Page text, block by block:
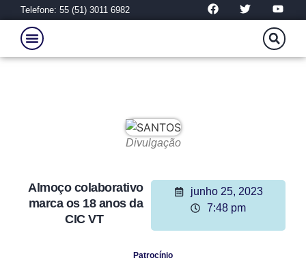
Telefone: 55 (51) 3011 6982
Divulgação
Almoço colaborativo
marca os 18 anos da
CIC VT
junho 25, 2023
7:48 pm
Patrocínio